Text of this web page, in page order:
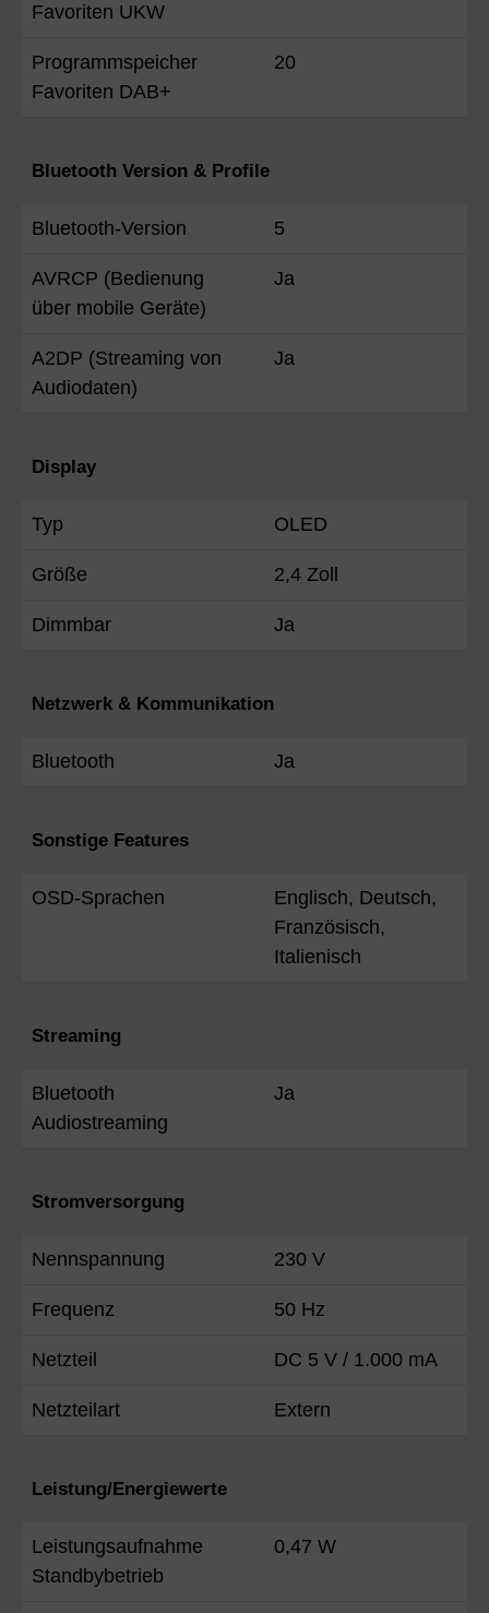
Favoriten UKW
Programmspeicher
Favoriten DAB+
20
Bluetooth Version & Profile
Bluetooth-Version 5
AVRCP (Bedienung
über mobile Geräte)
Ja
A2DP (Streaming von
Audiodaten)
Ja
Display
Typ OLED
Größe 2,4 Zoll
Dimmbar Ja
Netzwerk & Kommunikation
Bluetooth Ja
Sonstige Features
OSD-Sprachen
Englisch, Deutsch,
Französisch,
Italienisch
Streaming
Bluetooth
Audiostreaming
Ja
Stromversorgung
Nennspannung 230 V
Frequenz 50 Hz
Netzteil DC 5 V / 1.000 mA
Netzteilart Extern
Leistung/Energiewerte
Leistungsaufnahme
Standbybetrieb
0,47 W